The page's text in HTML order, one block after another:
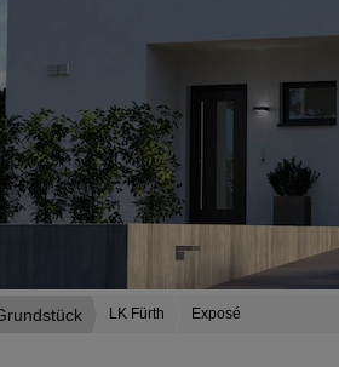
LK Fürth Exposé